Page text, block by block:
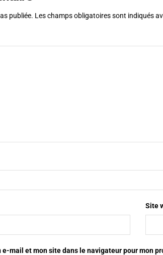
publiée. Les champs obligatoires sont indiqués
Site
e-mail et mon site dans le navigateur pour mon